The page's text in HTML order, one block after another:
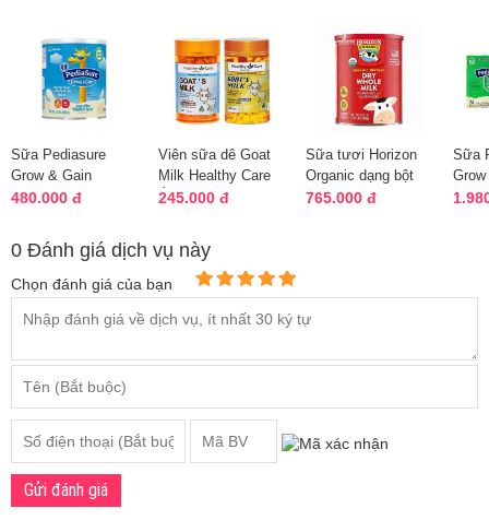
Sữa Pediasure
Grow & Gain
hương Vanilla hộp
480.000 đ
Viên sữa dê Goat
Milk Healthy Care
Úc 300 viên, 2
245.000 đ
Sữa tươi Horizon
Organic dạng bột
870g cho bé trên 1
765.000 đ
Sữa
0 Đánh giá dịch vụ này
Chọn đánh giá của bạn
Gửi đánh giá